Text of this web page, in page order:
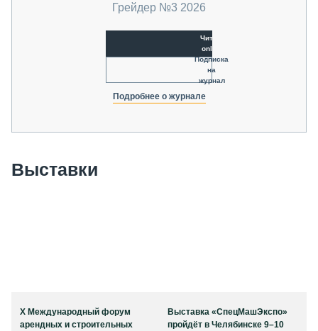
Грейдер №3 2026
Читать
online
Подписка
на
журнал
Подробнее о журнале
Выставки
X Международный форум
арендных и строительных
Выставка «СпецМашЭкспо»
пройдёт в Челябинске 9–10